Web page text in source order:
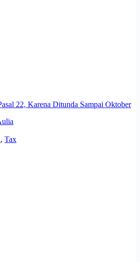
22, Karena Ditunda Sampai Oktober
, Tax